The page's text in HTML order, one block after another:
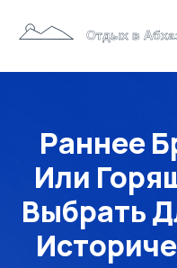
Раннее
Или
Выбрать